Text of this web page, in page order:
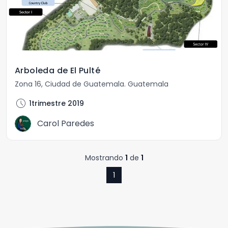
Arboleda de El Pulté
Zona 16, Ciudad de Guatemala. Guatemala
schedule 1trimestre 2019
Carol Paredes
Mostrando 1 de 1
1